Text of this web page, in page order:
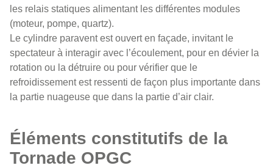
les relais statiques alimentant les différentes modules
(moteur, pompe, quartz).
Le cylindre paravent est ouvert en façade, invitant le
spectateur à interagir avec l’écoulement, pour en dévier la
rotation ou la détruire ou pour vérifier que le
refroidissement est ressenti de façon plus importante dans
la partie nuageuse que dans la partie d’air clair.
Éléments constitutifs de la
Tornade OPGC